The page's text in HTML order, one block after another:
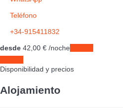
Teléfono
+34-915411832
desde 42, 00 € /noche
Disponibilidad y precios
Alojamiento